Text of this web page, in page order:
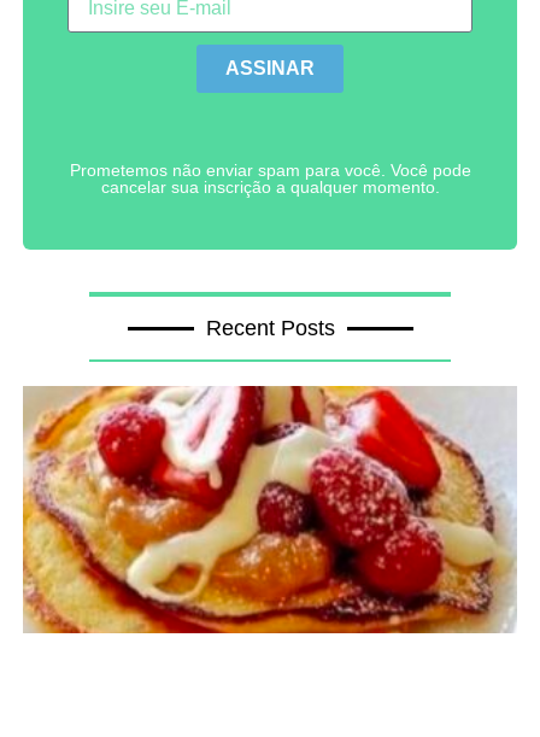
ASSINAR
Prometemos não enviar spam para você. Você pode
cancelar sua inscrição a qualquer momento.
Recent Posts